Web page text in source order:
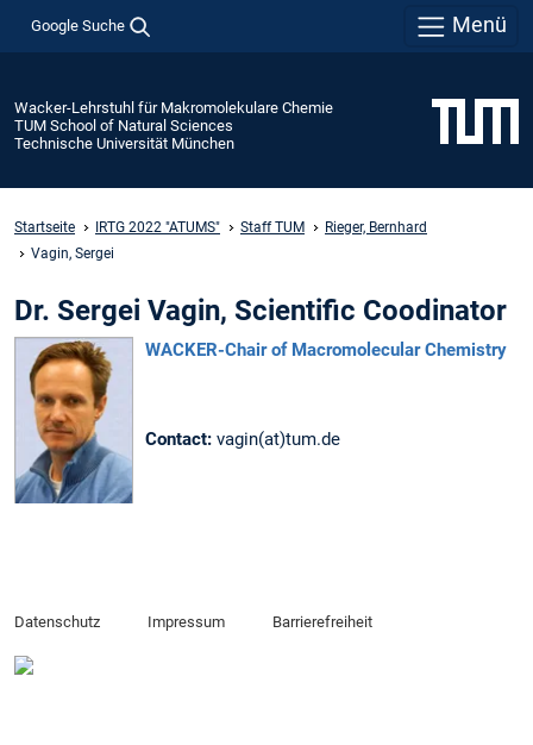
Google Suche Menü
Wacker-Lehrstuhl für Makromolekulare Chemie
TUM School of Natural Sciences
Technische Universität München
Startseite IRTG 2022 "ATUMS" Staff TUM
Rieger, Bernhard
Vagin, Sergei
Dr. Sergei Vagin, Scientific Coodinator
WACKER-Chair of Macromolecular Chemistry
Contact: vagin(at)tum.de
Datenschutz Impressum Barrierefreiheit